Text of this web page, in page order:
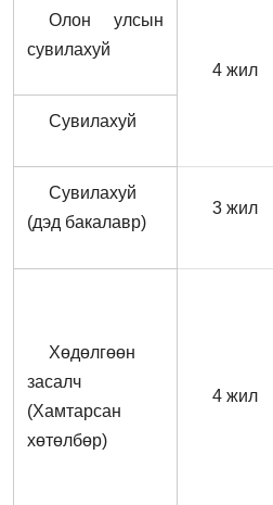
Олон улсын
сувилахуй
4 жил
Сувилахуй
Сувилахуй
(дэд бакалавр)
3 жил
Хөдөлгөөн
засалч
(Хамтарсан
хөтөлбөр)
4 жил